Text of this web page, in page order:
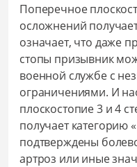
Поперечное
осложнений
означает, что даже
стопы призывник
военной службе с
ограничениями. И
плоскостопие 3 и 4
получает категорию
подтверждены
артроз или иные